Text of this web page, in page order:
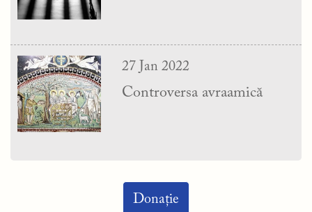
27 Jan 2022
Controversa avraamică
Donație